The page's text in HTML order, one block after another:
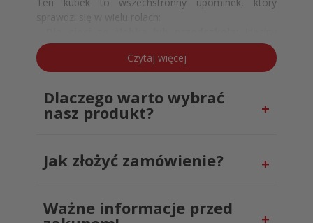
sprawdzi się w wielu rolach:
jakoprezent na Dzień Nauczycielalub
zakończenie roku. W placówkach, gdzie opiekunki
nazywane są „ciociami”, taki gest jest niezwykle
ceniony.
- Dla cioci chrzestnej:Piękna pamiątka i
upominek na chrzest lub komunię
imieniny czy święta.
chrzestnej cioci z przedszkola
Czytaj więcej
Dlaczego warto wybrać
nasz produkt?
Jak złożyć zamówienie?
Ważne informacje przed